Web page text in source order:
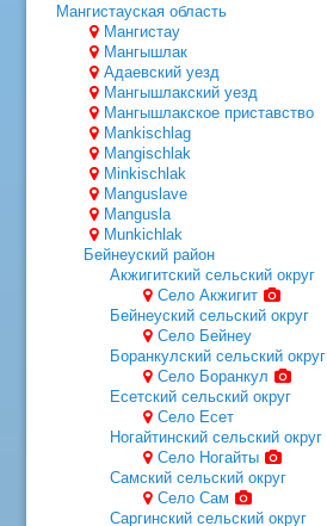
Мангистауская область
Мангистау
Мангышлак
Адаевский уезд
Мангышлакский уезд
Мангышлакское приставство
Mankischlag
Mangischlak
Minkischlak
Manguslave
Mangusla
Munkichlak
Бейнеуский район
Акжигитский сельский округ
Село Акжигит
Бейнеуский сельский округ
Cело Бейнеу
Боранкулский сельский округ
Село Боранкул
Есетский сельский округ
Село Есет
Ногайтинский сельский округ
Село Ногайты
Самский сельский округ
Село Сам
Саргинский сельский округ